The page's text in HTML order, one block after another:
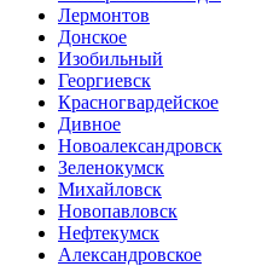
Лермонтов
Донское
Изобильный
Георгиевск
Красногвардейское
Дивное
Новоалександровск
Зеленокумск
Михайловск
Новопавловск
Нефтекумск
Александровское